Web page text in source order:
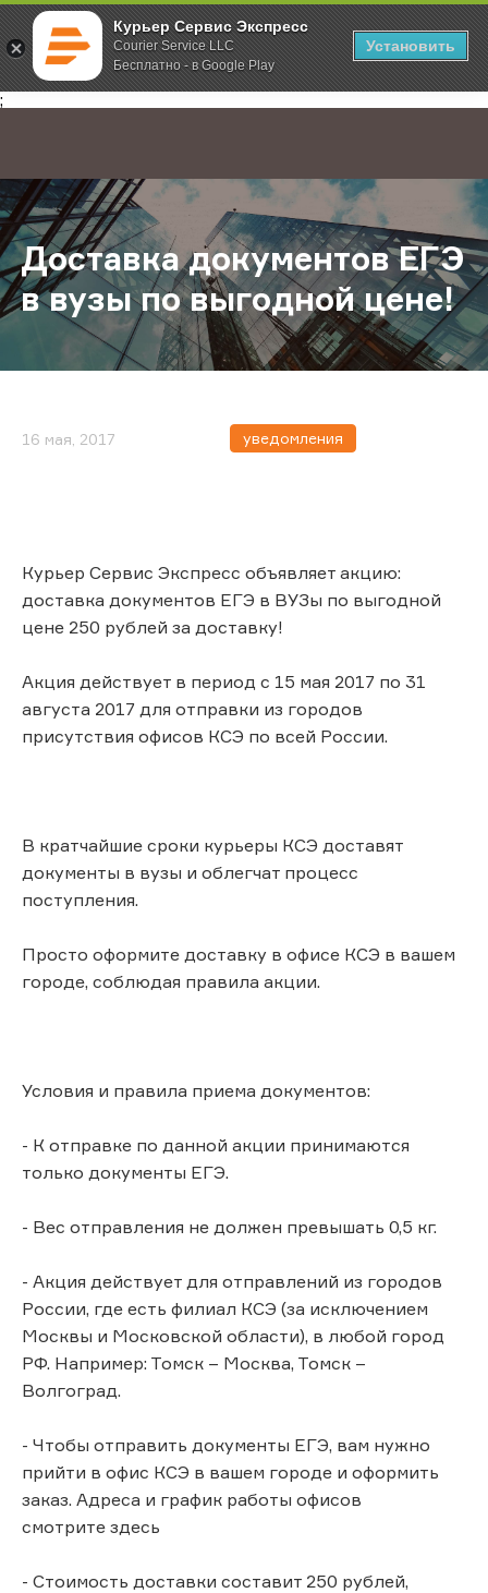
Курьер Сервис Экспресс
Courier Service LLC
Бесплатно - в Google Play
Установить
;
Главная О компании Новости Доставка документов ЕГЭ в вузы
Доставка документов ЕГЭ
в вузы по выгодной цене!
16 мая, 2017 уведомления
Курьер Сервис Экспресс объявляет акцию:
доставка документов ЕГЭ в ВУЗы по выгодной
цене 250 рублей за доставку!
Акция действует в период с 15 мая 2017 по 31
августа 2017 для отправки из городов
присутствия офисов КСЭ по всей России.
В кратчайшие сроки курьеры КСЭ доставят
документы в вузы и облегчат процесс
поступления.
Просто оформите доставку в офисе КСЭ в вашем
городе, соблюдая правила акции.
Условия и правила приема документов:
- К отправке по данной акции принимаются
только документы ЕГЭ.
- Вес отправления не должен превышать 0,5 кг.
- Акция действует для отправлений из городов
России, где есть филиал КСЭ (за исключением
Москвы и Московской области), в любой город
РФ. Например: Томск – Москва, Томск –
Волгоград.
- Чтобы отправить документы ЕГЭ, вам нужно
прийти в офис КСЭ в вашем городе и оформить
заказ. Адреса и график работы офисов
смотрите здесь
- Стоимость доставки составит 250 рублей,